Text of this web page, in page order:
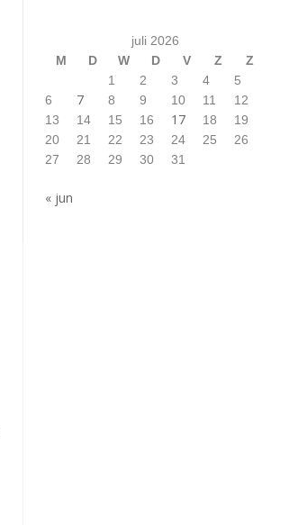
juli 2026
M
D W D V Z
Z
1
2 3 4
5
6
7 8 9 10 11
12
13
14 15 16 17 18
19
20
21 22 23 24 25
26
27
28 29 30 31
« jun